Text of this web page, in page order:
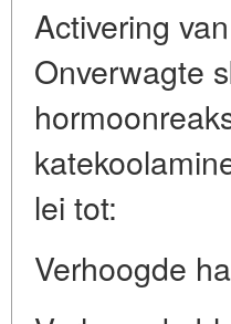
Activering
Onverwagte
lei tot:
Verhoogde